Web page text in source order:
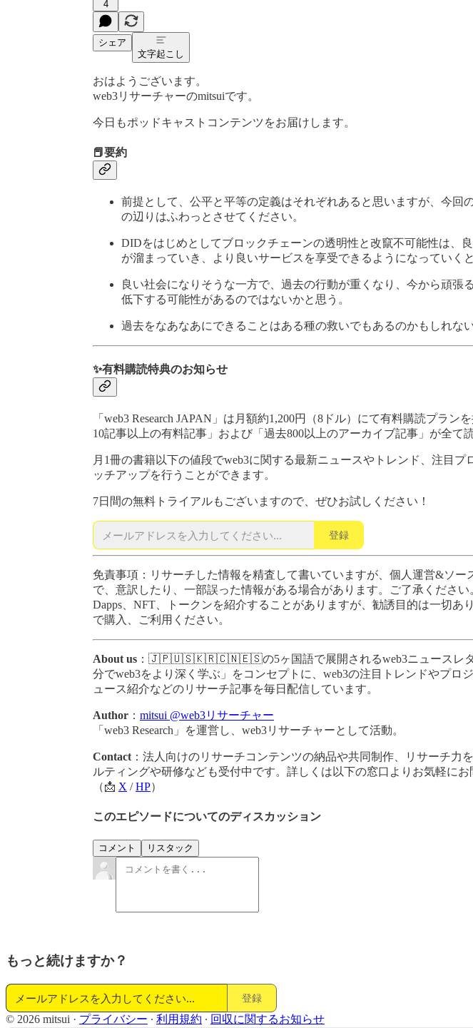
4
シェア
文字起こし
おはようございます。
web3リサーチャーのmitsuiです。
今日もポッドキャストコンテンツをお届けします。
📕要約
前提として、公平と平等の定義はそれぞれあると思いますが、今回
の辺りはふわっとさせてください。
DIDをはじめとしてブロックチェーンの透明性と改竄不可能性は、
が溜まっていき、より良いサービスを享受できるようになっていく
良い社会になりそうな一方で、過去の行動が重くなり、今から頑張
低下する可能性があるのではないかと思う。
過去をなあなあにできることはある種の救いでもあるのかもしれない
✨有料購読特典のお知らせ
「web3 Research JAPAN」は月額約1,200円（8ドル）にて有料購読プラン
10記事以上の有料記事」および「過去800以上のアーカイブ記事」が全て
月1冊の書籍以下の値段でweb3に関する最新ニュースやトレンド、注目プ
ッチアップを行うことができます。
7日間の無料トライアルもございますので、ぜひお試しください！
登録
免責事項：リサーチした情報を精査して書いていますが、個人運営&ソー
で、意訳したり、一部誤った情報がある場合があります。ご了承ください
Dapps、NFT、トークンを紹介することがありますが、勧誘目的は一切あ
で購入、ご利用ください。
About us ：🇯🇵🇺🇸🇰🇷🇨🇳🇪🇸の5ヶ国語で展開されるweb3ニュースレタ
分でweb3をより深く学ぶ」をコンセプトに、web3の注目トレンドやプロ
ュース紹介などのリサーチ記事を毎日配信しています。
Author ： mitsui @web3リサーチャー
「web3 Research」を運営し、web3リサーチャーとして活動。
Contact ：法人向けのリサーチコンテンツの納品や共同制作、リサーチ力
ルティングや研修なども受付中です。詳しくは以下の窓口よりお気軽にお
（📩 X /HP）
このエピソードについてのディスカッション
コメント リスタック
もっと続けますか？
登録
© 2026 mitsui · プライバシー ∙ 利用規約 ∙ 回収に関するお知らせ